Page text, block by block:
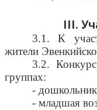
III.
3.1. К
жители
3.2.
группах:
-
- младшая